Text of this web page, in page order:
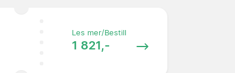
Les mer/Bestill
1 821,-